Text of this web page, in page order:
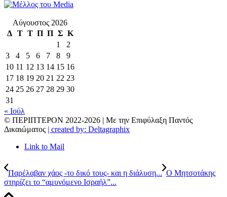
Αύγουστος 2026
Δ Τ Τ Π Π Σ Κ
1
2
3
4 5 6 7 8
9
10 11 12 13 14 15 16
17 18 19 20 21 22 23
24 25 26 27 28 29 30
31
« Ιούλ
© ΠΕΡΙΠΤΕΡΟΝ 2022-2026 | Με την Επιφύλαξη Παντός
Δικαιώματος | created by: Deltagraphix
Link to Mail
Παρέλαβαν χάος -το δικό τους- και η διάλυση... Ο Μητσοτάκης
στηρίζει το “αμυνόμενο Ισραήλ”...